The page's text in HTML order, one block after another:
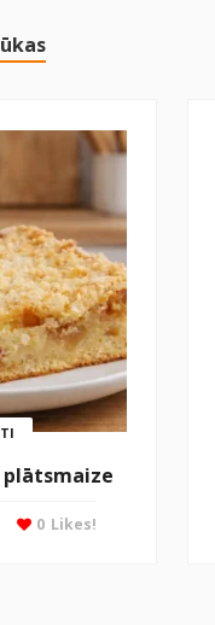
Likes!
0